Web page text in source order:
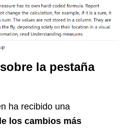
la pestaña
ha recibido una
los cambios más